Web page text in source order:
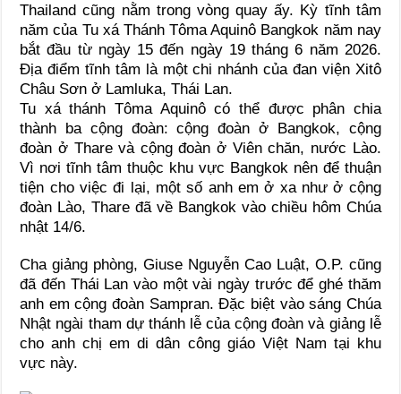
Thailand cũng nằm trong vòng quay ấy. Kỳ tĩnh tâm
năm của Tu xá Thánh Tôma Aquinô Bangkok năm nay
bắt đầu từ ngày 15 đến ngày 19 tháng 6 năm 2026.
Địa điểm tĩnh tâm là một chi nhánh của đan viện Xitô
Châu Sơn ở Lamluka, Thái Lan.
Tu xá thánh Tôma Aquinô có thể được phân chia
thành ba cộng đoàn: cộng đoàn ở Bangkok, cộng
đoàn ở Thare và cộng đoàn ở Viên chăn, nước Lào.
Vì nơi tĩnh tâm thuộc khu vực Bangkok nên để thuận
tiện cho việc đi lại, một số anh em ở xa như ở cộng
đoàn Lào, Thare đã về Bangkok vào chiều hôm Chúa
nhật 14/6.
Cha giảng phòng, Giuse Nguyễn Cao Luật, O.P. cũng
đã đến Thái Lan vào một vài ngày trước để ghé thăm
anh em cộng đoàn Sampran. Đặc biệt vào sáng Chúa
Nhật ngài tham dự thánh lễ của cộng đoàn và giảng lễ
cho anh chị em di dân công giáo Việt Nam tại khu
vực này.